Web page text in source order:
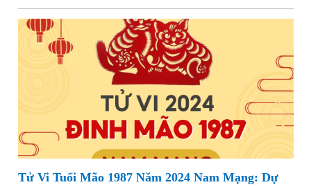
Tử Vi Tuổi Mão 1987 Năm 2024 Nam Mạng: Dự